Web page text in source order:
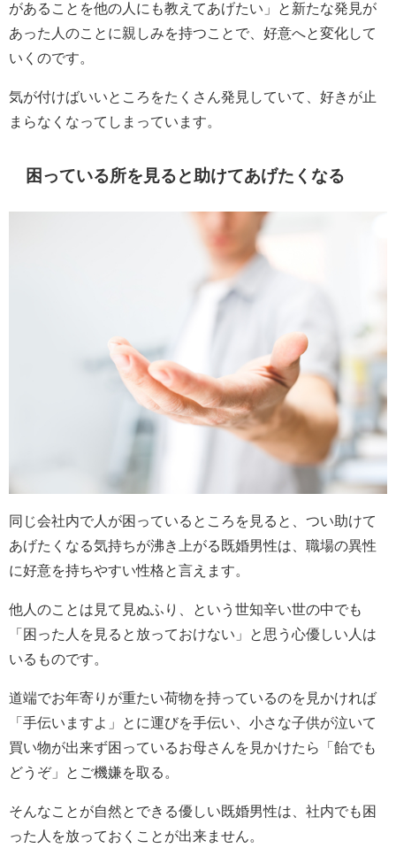
があることを他の人にも教えてあげたい」と新たな発見が
あった人のことに親しみを持つことで、好意へと変化して
いくのです。
気が付けばいいところをたくさん発見していて、好きが止
まらなくなってしまっています。
困っている所を見ると助けてあげたくなる
同じ会社内で人が困っているところを見ると、つい助けて
あげたくなる気持ちが沸き上がる既婚男性は、職場の異性
に好意を持ちやすい性格と言えます。
他人のことは見て見ぬふり、という世知辛い世の中でも
「困った人を見ると放っておけない」と思う心優しい人は
いるものです。
道端でお年寄りが重たい荷物を持っているのを見かければ
「手伝いますよ」とに運びを手伝い、小さな子供が泣いて
買い物が出来ず困っているお母さんを見かけたら「飴でも
どうぞ」とご機嫌を取る。
そんなことが自然とできる優しい既婚男性は、社内でも困
った人を放っておくことが出来ません。